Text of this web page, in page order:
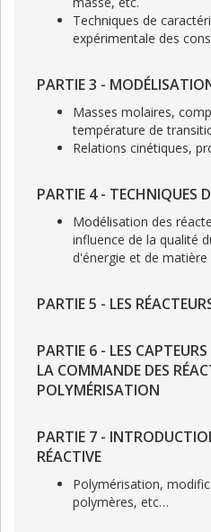
Techniques de
expérimentale des
PARTIE 3 -
Masses molaires,
température de
Relations cinétiques,
PARTIE 4 - TECHNIQUES
Modélisation des
influence de la qualité
d'énergie et de matière
PARTIE 5 - LES
PARTIE 6 - LES
LA COMMANDE DES
POLYMÉRISATION
PARTIE 7 -
RÉACTIVE
Polymérisation,
polymères, etc…